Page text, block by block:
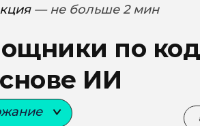
— не больше 2 мин
по
ИИ